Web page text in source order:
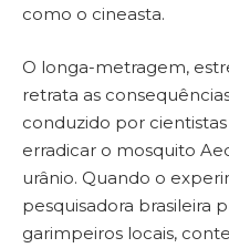
como o cineasta.
O longa-metragem,
retrata as
conduzido por
erradicar o mosquito
urânio. Quando o
pesquisadora brasileira
garimpeiros locais,